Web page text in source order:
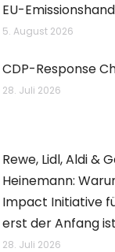
EU-
5. August 2026
CDP-Response
28. Juli 2026
Rewe, Lidl, Aldi &
Heinemann:
Impact Initiative
erst der Anfang ist
28. Juli 2026